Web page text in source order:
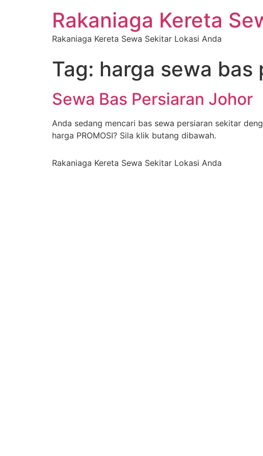
Rakaniaga Kereta
Rakaniaga Kereta Sewa Sekitar Lokasi Anda
Tag: harga sewa bas
Sewa Bas Persiaran Johor
Anda sedang mencari bas sewa persiaran sekitar
harga PROMOSI? Sila klik butang dibawah.
Rakaniaga Kereta Sewa Sekitar Lokasi Anda